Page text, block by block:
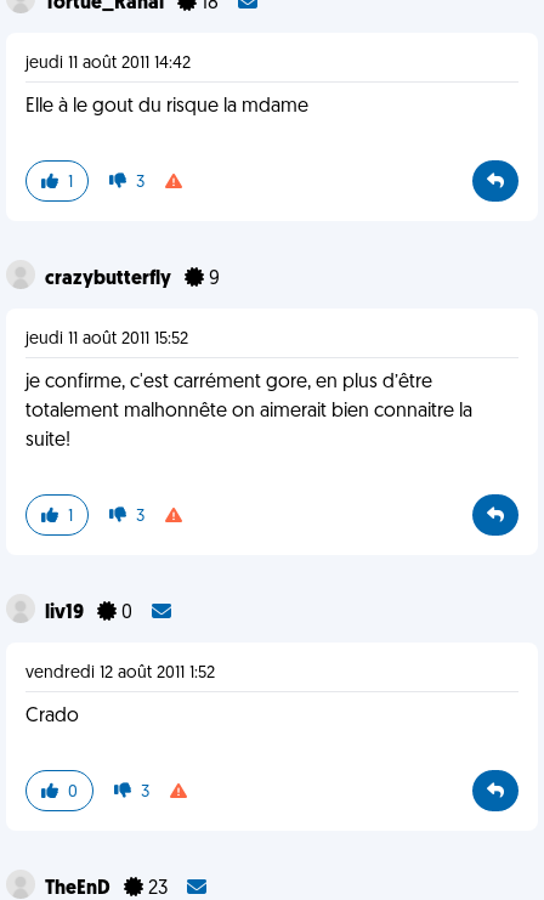
jeudi 11 août 2011 14:42
Elle à le gout du risque la mdame
1 3
crazybutterfly 9
jeudi 11 août 2011 15:52
je confirme, c'est carrément gore, en plus d’être
totalement malhonnête on aimerait bien connaitre la
suite!
1 3
liv19 0
vendredi 12 août 2011 1:52
Crado
0 3
TheEnD 23